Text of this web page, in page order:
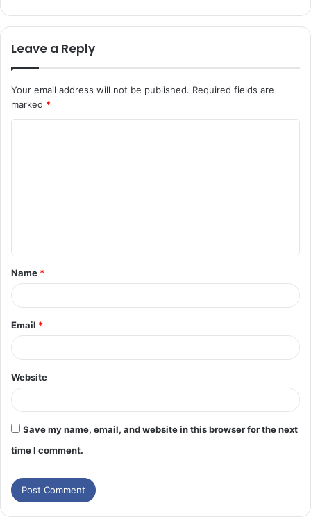
Leave a Reply
Your email address will not be published. Required fields are
marked *
Name *
Email *
Website
Save my name, email, and website in this browser for the next
time I comment.